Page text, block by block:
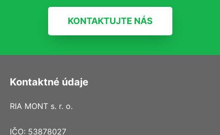
KONTAKTUJTE NÁS
Kontaktné údaje
RIA MONT s. r. o.
IČO: 53878027